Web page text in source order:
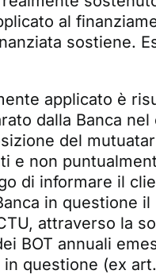
al
sostiene.
applicato è
dalla Banca
del
e non
di informare il
in questione il
attraverso la
BOT annuali
questione (ex art.